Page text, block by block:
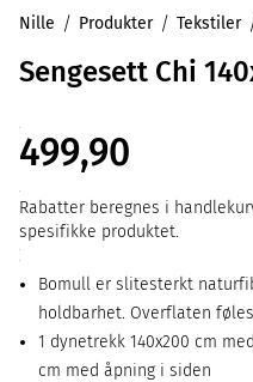
Nille Produkter Tekstiler
Sengesett Chi
499,90
Rabatter beregnes i
spesifikke produktet.
Bomull er slitesterkt
holdbarhet. Overflaten
1 dynetrekk 140x200 cm
cm med åpning i siden